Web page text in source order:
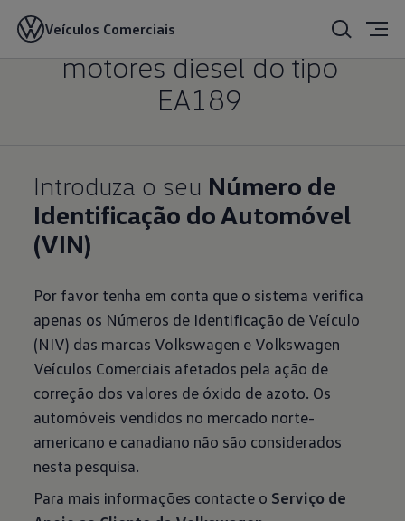
Veículos Comerciais
Informação sobre
os
motores diesel do tipo
EA189
Introduza o seu Número de
Identificação do Automóvel
(VIN)
Por favor tenha em conta que o sistema verifica
apenas os Números de Identificação de Veículo
(NIV) das marcas Volkswagen e Volkswagen
Veículos Comerciais afetados pela ação de
correção dos valores de óxido de azoto. Os
automóveis vendidos no mercado norte-
americano e canadiano não são considerados
nesta pesquisa.
Para mais informações contacte o Serviço de